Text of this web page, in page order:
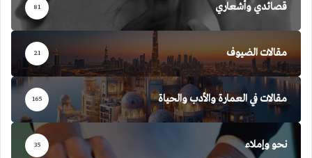
قصائدي وأشعاري 81
مقالات الضيوف 21
مقالات في العمارة والأدب والحياة 165
نحو وإملاء 35